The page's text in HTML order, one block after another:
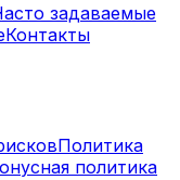
задаваемые
Контакты
Политика
политика